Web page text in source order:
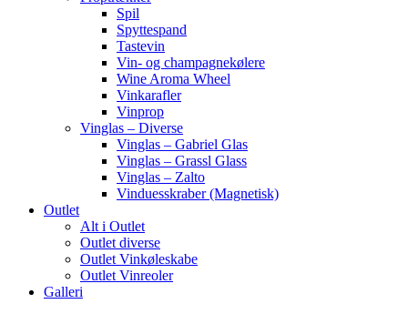
Spil
Spyttespand
Tastevin
Vin- og champagnekølere
Wine Aroma Wheel
Vinkarafler
Vinprop
Vinglas – Diverse
Vinglas – Gabriel Glas
Vinglas – Grassl Glass
Vinglas – Zalto
Vinduesskraber (Magnetisk)
Outlet
Alt i Outlet
Outlet diverse
Outlet Vinkøleskabe
Outlet Vinreoler
Galleri